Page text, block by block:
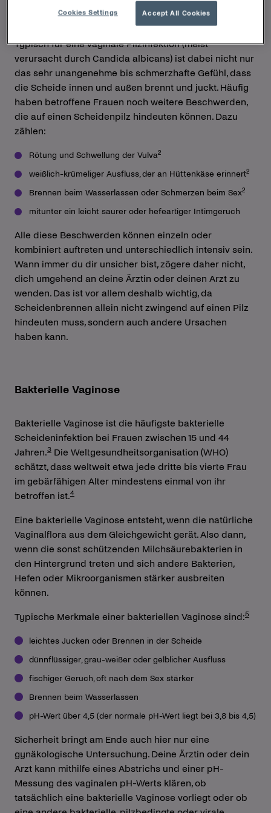
Frauen sind mindestens einmal in ihrem Leben
betroffen – viele sogar mehrmals.1
Typisch für eine vaginale Pilzinfektion (meist
verursacht durch Candida albicans) ist dabei nicht nur
das sehr unangenehme bis schmerzhafte Gefühl, dass
die Scheide innen und außen brennt und juckt. Häufig
haben betroffene Frauen noch weitere Beschwerden,
die auf einen Scheidenpilz hindeuten können. Dazu
zählen:
Rötung und Schwellung der Vulva2
weißlich-krümeliger Ausfluss, der an Hüttenkäse erinnert2
Brennen beim Wasserlassen oder Schmerzen beim Sex2
mitunter ein leicht saurer oder hefeartiger Intimgeruch
Alle diese Beschwerden können einzeln oder
kombiniert auftreten und unterschiedlich intensiv sein.
Wann immer du dir unsicher bist, zögere daher nicht,
dich umgehend an deine Ärztin oder deinen Arzt zu
wenden. Das ist vor allem deshalb wichtig, da
Scheidenbrennen allein nicht zwingend auf einen Pilz
hindeuten muss, sondern auch andere Ursachen
haben kann.
Bakterielle Vaginose
Bakterielle Vaginose ist die häufigste bakterielle
Scheideninfektion bei Frauen zwischen 15 und 44
Jahren.3 Die Weltgesundheitsorganisation (WHO)
schätzt, dass weltweit etwa jede dritte bis vierte Frau
im gebärfähigen Alter mindestens einmal von ihr
betroffen ist.4
Eine bakterielle Vaginose entsteht, wenn die natürliche
Vaginalflora aus dem Gleichgewicht gerät. Also dann,
wenn die sonst schützenden Milchsäurebakterien in
den Hintergrund treten und sich andere Bakterien,
Hefen oder Mikroorganismen stärker ausbreiten
können.
Typische Merkmale einer bakteriellen Vaginose sind:5
leichtes Jucken oder Brennen in der Scheide
dünnflüssiger, grau-weißer oder gelblicher Ausfluss
fischiger Geruch, oft nach dem Sex stärker
Brennen beim Wasserlassen
pH-Wert über 4,5 (der normale pH-Wert liegt bei 3,8 bis 4,5)
Sicherheit bringt am Ende auch hier nur eine
gynäkologische Untersuchung. Deine Ärztin oder dein
Arzt kann mithilfe eines Abstrichs und einer pH-
Messung des vaginalen pH-Werts klären, ob
tatsächlich eine bakterielle Vaginose vorliegt oder ob
Accept All Cookies
Cookies Settings